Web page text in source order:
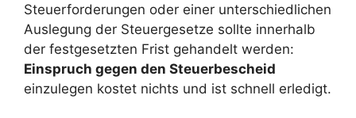
Steuerforderungen oder einer unterschiedlichen
Auslegung der Steuergesetze sollte innerhalb
der festgesetzten Frist gehandelt werden:
Einspruch gegen den Steuerbescheid
einzulegen kostet nichts und ist schnell erledigt.